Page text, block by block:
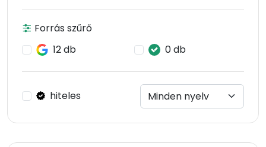
Forrás szűrő
12 db
0 db
hiteles